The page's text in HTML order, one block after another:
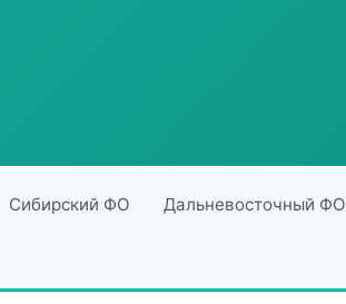
Сибирский ФО Дальневосточный ФО